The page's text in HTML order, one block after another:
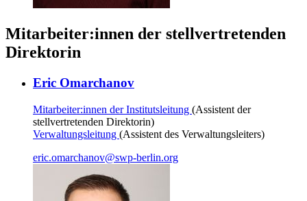
Mitarbeiter:innen der stellvertretenden
Direktorin
Eric Omarchanov
Mitarbeiter:innen der Institutsleitung (Assistent der
stellvertretenden Direktorin)
Verwaltungsleitung (Assistent des Verwaltungsleiters)
eric.omarchanov@swp-berlin.org